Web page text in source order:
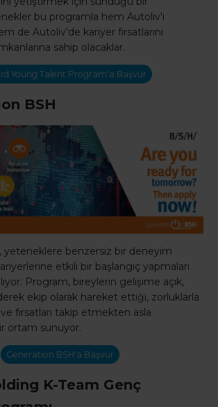
bu programla hem Autoliv'i
de Autoliv'de kariyer fırsatlarını
sahip olacaklar.
Young Talent Program'a Başvur
BSH
yeteneklere benzersiz bir deneyim
etkili bir başlangıç yapmaları
Program, bireylerin gelişime açık,
ekip olarak hareket ettiği, zorluklarla
fırsatları takip etmekten asla
ortam sunuyor.
Generation BSH'a Başvur
K-Team Genç